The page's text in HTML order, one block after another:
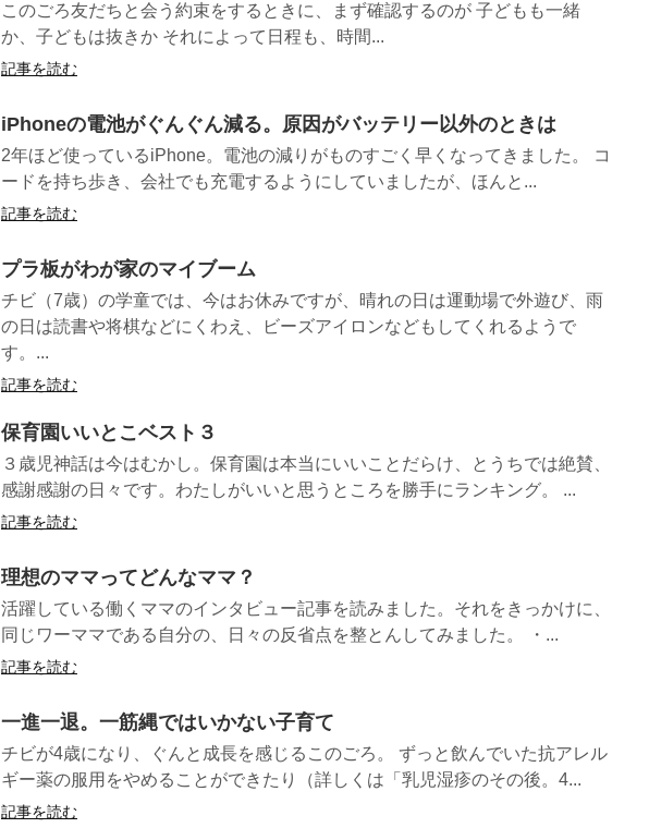
このごろ友だちと会う約束をするときに、まず確認するのが 子どもも一緒
か、子どもは抜きか それによって日程も、時間...
記事を読む
iPhoneの電池がぐんぐん減る。原因がバッテリー以外のときは
2年ほど使っているiPhone。電池の減りがものすごく早くなってきました。 コ
ードを持ち歩き、会社でも充電するようにしていましたが、ほんと...
記事を読む
プラ板がわが家のマイブーム
チビ（7歳）の学童では、今はお休みですが、晴れの日は運動場で外遊び、雨
の日は読書や将棋などにくわえ、ビーズアイロンなどもしてくれるようで
す。...
記事を読む
保育園いいとこベスト３
３歳児神話は今はむかし。保育園は本当にいいことだらけ、とうちでは絶賛、
感謝感謝の日々です。わたしがいいと思うところを勝手にランキング。 ...
記事を読む
理想のママってどんなママ？
活躍している働くママのインタビュー記事を読みました。それをきっかけに、
同じワーママである自分の、日々の反省点を整とんしてみました。 ・...
記事を読む
一進一退。一筋縄ではいかない子育て
チビが4歳になり、ぐんと成長を感じるこのごろ。 ずっと飲んでいた抗アレル
ギー薬の服用をやめることができたり（詳しくは「乳児湿疹のその後。4...
記事を読む